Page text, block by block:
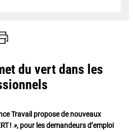
du vert dans les
Travail propose de nouveaux
! », pour les demandeurs d’emploi